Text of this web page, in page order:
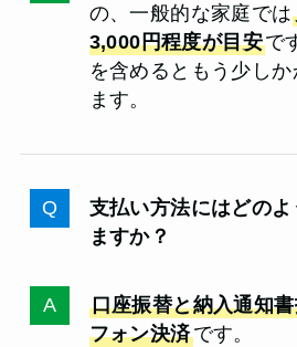
の、一般的な家庭では
3,000円程度が目安で
を含めるともう少し
ます。
支払い方法にはどのよ
ますか？
口座振替と納入通知
フォン決済です。